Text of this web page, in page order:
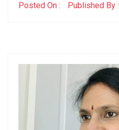
Posted On : Published By :